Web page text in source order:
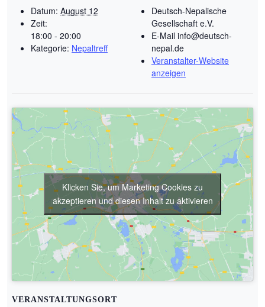
Datum: August 12
Zeit:
18:00 - 20:00
Kategorie: Nepaltreff
Deutsch-Nepalische
Gesellschaft e.V.
E-Mail info@deutsch-
nepal.de
Veranstalter-Website
anzeigen
VERANSTALTUNGSORT
Klicken Sie, um Marketing Cookies zu
akzeptieren und diesen Inhalt zu aktivieren